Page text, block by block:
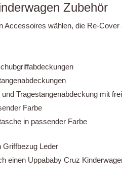
Zubehör
Accessoires wählen, die Re-
Tragestangenabdeckung mit
Farbe
in passender Farbe
Griffbezug Leder
einen Uppababy Cruz